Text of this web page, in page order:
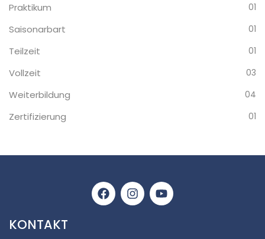
Praktikum 01
Saisonarbart 01
Teilzeit 01
Vollzeit 03
Weiterbildung 04
Zertifizierung 01
KONTAKT